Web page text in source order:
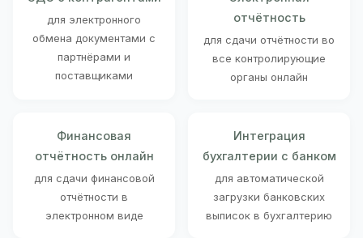
для электронного
обмена документами с
партнёрами и
поставщиками
отчётность
для сдачи отчётности во
все контролирующие
органы онлайн
Финансовая
отчётность онлайн
для сдачи финансовой
отчётности в
электронном виде
Интеграция
бухгалтерии с банком
для автоматической
загрузки банковских
выписок в бухгалтерию